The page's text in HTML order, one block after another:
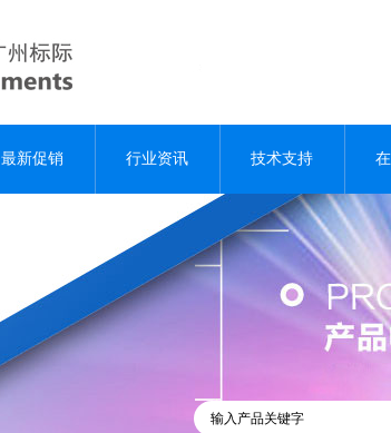
最新促销 行业资讯 技术支持